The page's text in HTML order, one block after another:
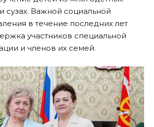
сузах. Важной социальной
в течение последних лет
участников специальной
и членов их семей.